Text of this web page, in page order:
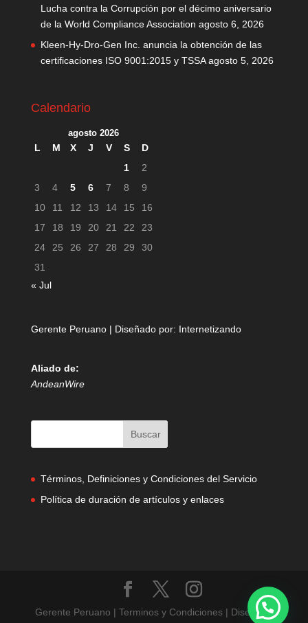
Lucha contra la Corrupción por el décimo aniversario
de la World Compliance Association agosto 6, 2026
Kleen-Hy-Dro-Gen Inc. anuncia la obtención de las
certificaciones ISO 9001:2015 y TSSA agosto 5, 2026
Calendario
agosto 2026
L M X J V S
D
1
2
3
4 5 6 7 8
9
10
11 12 13 14 15
16
17
18 19 20 21 22
23
24
25 26 27 28 29
30
31
« Jul
Gerente Peruano | Diseñado por: Internetizando
Aliado de:
AndeanWire
Términos, Definiciones y Condiciones del Servicio
Política de duración de artículos y enlaces
Gerente Peruano | Terminos y Condiciones | Diseñado